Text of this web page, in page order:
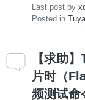
Last post by
Posted in
【求助
片时（
频测试命